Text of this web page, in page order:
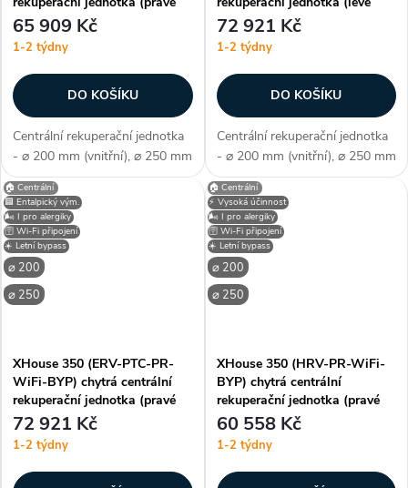
připojení)
65 909 Kč
1-2 týdny
DO KOŠÍKU
Centrální rekuperační jednotka
- ⌀ 200 mm (vnitřní), ⌀ 250 mm
(vnější), ERV - entalpický
výměník (s obnovou tepla i
vlhkosti), pravé připojení, WiFi -
chytré bezdrátové...
připojení)
72 921 Kč
1-2 týdny
DO KOŠÍKU
Centrální rekuperační jednotka
- ⌀ 200 mm (vnitřní), ⌀ 250 mm
(vnější), ERV - entalpický
výměník (s obnovou tepla i
vlhkosti), PTC předehřev, levé
připojení, WiFi - chytré...
⌀ 200
⌀ 250
🏠 Centrální
🟦 Entalpický vým.
🌬️ I pro alergiky
🛜 Wi-Fi připojení
☀️ Letní bypass
XHouse 350 (ERV-PTC-PR-
WiFi-BYP) chytrá centrální
rekuperační jednotka (pravé
připojení)
72 921 Kč
1-2 týdny
⌀ 200
⌀ 250
🏠 Centrální
⚡ Vysoká účinnost
🌬️ I pro alergiky
🛜 Wi-Fi připojení
☀️ Letní bypass
XHouse 350 (HRV-PR-WiFi-
BYP) chytrá centrální
rekuperační jednotka (pravé
připojení)
60 558 Kč
1-2 týdny